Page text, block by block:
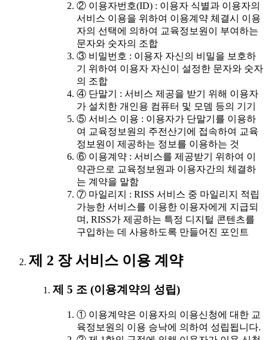
② 이용자번호(ID) : 이용자 식별과 이용자의
서비스 이용을 위하여 이용계약 체결시 이용
자의 선택에 의하여 교육정보원이 부여하는
문자와 숫자의 조합
③ 비밀번호 : 이용자 자신의 비밀을 보호하
기 위하여 이용자 자신이 설정한 문자와 숫자
의 조합
④ 단말기 : 서비스 제공을 받기 위해 이용자
가 설치한 개인용 컴퓨터 및 모뎀 등의 기기
⑤ 서비스 이용 : 이용자가 단말기를 이용하
여 교육정보원의 주전산기에 접속하여 교육
정보원이 제공하는 정보를 이용하는 것
⑥ 이용계약 : 서비스를 제공받기 위하여 이
약관으로 교육정보원과 이용자간의 체결하
는 계약을 말함
⑦ 마일리지 : RISS 서비스 중 마일리지 적립
가능한 서비스를 이용한 이용자에게 지급되
며, RISS가 제공하는 특정 디지털 콘텐츠를
구입하는 데 사용하도록 만들어진 포인트
제 2 장 서비스 이용 계약
제 5 조 (이용계약의 성립)
① 이용계약은 이용자의 이용신청에 대한 교
육정보원의 이용 승낙에 의하여 성립됩니다.